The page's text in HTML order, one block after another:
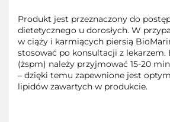
Produkt jest przeznaczony do
dietetycznego u dorosłych. W
w ciąży i karmiących piersią
stosować po konsultacji z
(żspm) należy przyjmować 15-20
– dzięki temu zapewnione jest
lipidów zawartych w produkcie.